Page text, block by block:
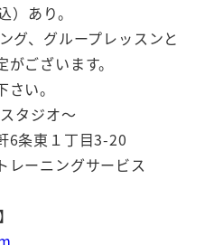
）あり。
グ、グループレッスンと
ございます。
い。
タジオ～
6条東１丁目3-20
レーニングサービス